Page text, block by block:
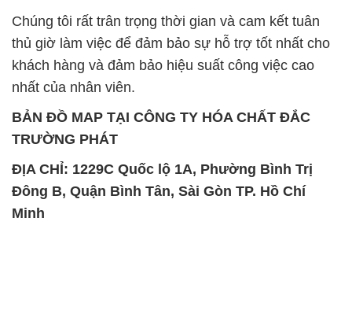
Chúng tôi rất trân trọng thời gian và cam kết tuân
thủ giờ làm việc để đảm bảo sự hỗ trợ tốt nhất cho
khách hàng và đảm bảo hiệu suất công việc cao
nhất của nhân viên.
BẢN ĐỒ MAP TẠI CÔNG TY HÓA CHẤT ĐẮC
TRƯỜNG PHÁT
ĐỊA CHỈ: 1229C Quốc lộ 1A, Phường Bình Trị
Đông B, Quận Bình Tân, Sài Gòn TP. Hồ Chí
Minh